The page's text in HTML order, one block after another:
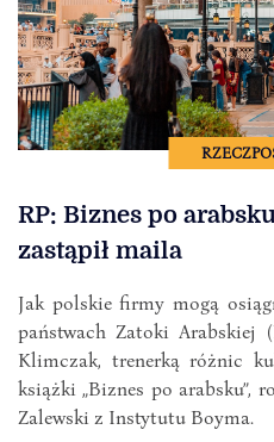
RP: Biznes po
zastąpił maila
Jak polskie firmy mogą
państwach Zatoki Arabskiej
Klimczak, trenerką różnic
książki „Biznes po arabsku”,
Zalewski z Instytutu Boyma.